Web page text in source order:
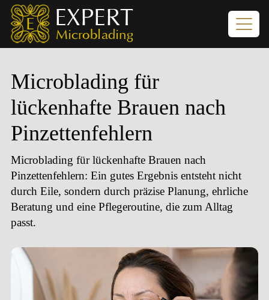
Microblading für
lückenhafte Brauen nach
Pinzettenfehlern
Microblading für lückenhafte Brauen nach
Pinzettenfehlern: Ein gutes Ergebnis entsteht nicht
durch Eile, sondern durch präzise Planung, ehrliche
Beratung und eine Pflegeroutine, die zum Alltag
passt.